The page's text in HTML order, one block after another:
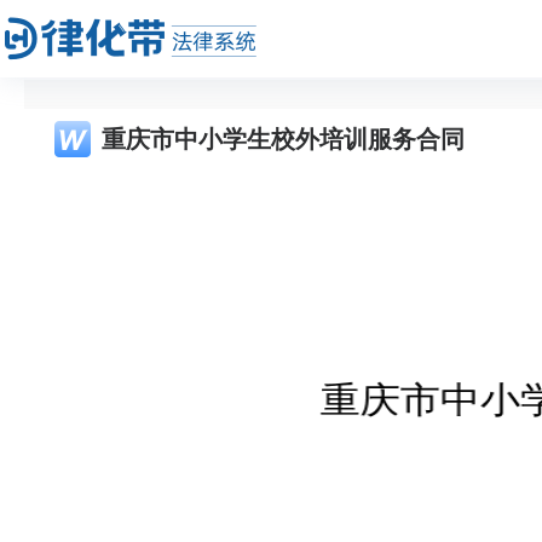
重庆市中小学生校外培训服务合同